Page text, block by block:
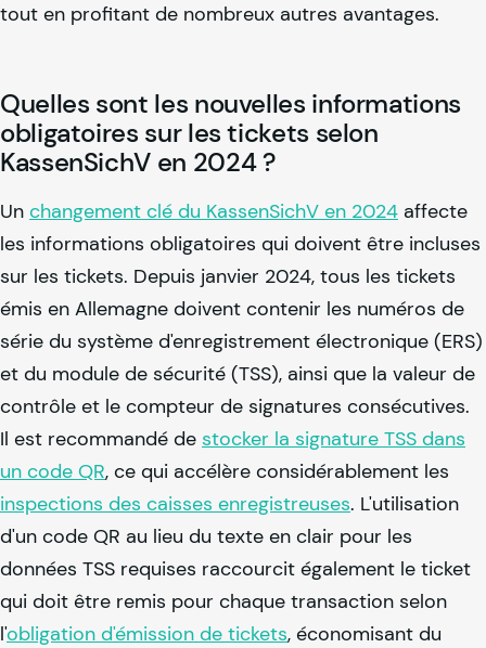
tout en profitant de nombreux autres avantages.
Quelles sont les nouvelles informations
obligatoires sur les tickets selon
KassenSichV en 2024 ?
Un changement clé du KassenSichV en 2024 affecte
les informations obligatoires qui doivent être incluses
sur les tickets. Depuis janvier 2024, tous les tickets
émis en Allemagne doivent contenir les numéros de
série du système d'enregistrement électronique (ERS)
et du module de sécurité (TSS), ainsi que la valeur de
contrôle et le compteur de signatures consécutives.
Il est recommandé de stocker la signature TSS dans
un code QR, ce qui accélère considérablement les
inspections des caisses enregistreuses. L'utilisation
d'un code QR au lieu du texte en clair pour les
données TSS requises raccourcit également le ticket
qui doit être remis pour chaque transaction selon
l'obligation d'émission de tickets, économisant du